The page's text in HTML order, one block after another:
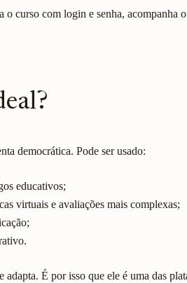
o curso com login e senha,
democrática. Pode ser usado:
educativos;
virtuais e avaliações mais complexas;
É por isso que ele é uma das